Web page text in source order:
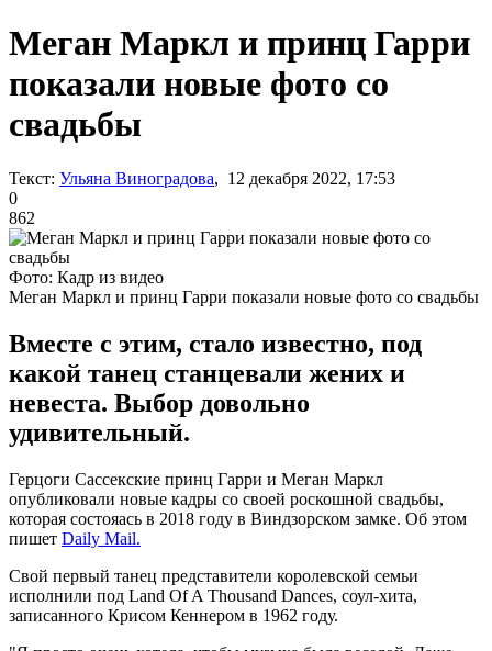
Меган Маркл и принц Гарри
показали новые фото со
свадьбы
Текст: Ульяна Виноградова, 12 декабря 2022, 17:53
0
862
Фото: Кадр из видео
Меган Маркл и принц Гарри показали новые фото со свадьбы
Вместе с этим, стало известно, под
какой танец станцевали жених и
невеста. Выбор довольно
удивительный.
Герцоги Сассекские принц Гарри и Меган Маркл
опубликовали новые кадры со своей роскошной свадьбы,
которая состояась в 2018 году в Виндзорском замке. Об этом
пишет Daily Mail.
Свой первый танец представители королевской семьи
исполнили под Land Of A Thousand Dances, соул-хита,
записанного Крисом Кеннером в 1962 году.